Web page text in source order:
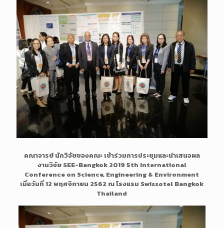
คณาจารย์ นักวิจัยของคณะ เข้าร่วมการประชุมและนำเสนอผล
งานวิจัย SEE-Bangkok 2019 5th International
Conference on Science, Engineering & Environment
เมื่อวันที่ 12 พฤศจิกายน 2562 ณ โรงแรม Swissotel Bangkok
Thailand